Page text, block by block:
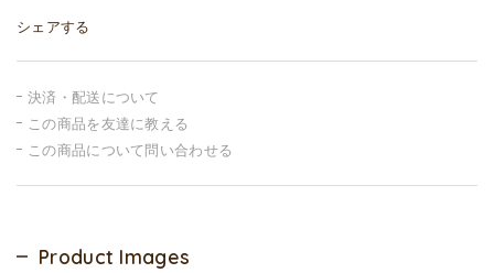
シェアする
決済・配送について
この商品を友達に教える
この商品について問い合わせる
Product Images